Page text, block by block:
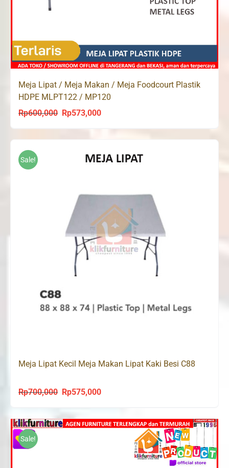
Meja Lipat / Meja Makan / Meja Foodcourt Plastik
HDPE MLPT122 / MP120
Rp600,000
Original
was:
Rp600,000.
Rp573,000Current
Rp573,000.
Sale!
Meja Lipat Kecil Meja Makan Lipat Kaki Besi C88
Rp700,000
Original
was:
Rp575,000Current
is:
Sale!